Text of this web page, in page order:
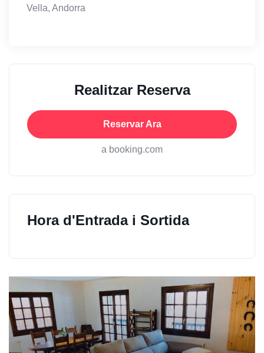
Vella, Andorra
Realitzar Reserva
Reservar Ara
a booking.com
Hora d'Entrada i Sortida